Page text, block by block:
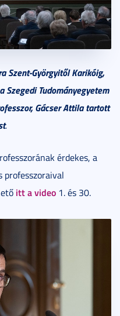
Szent-Györgyitől Karikóig,
Szegedi Tudományegyetem
Gácser Attila tartott
.
érdekes, a
professzoraival
itt a video 1. és 30.